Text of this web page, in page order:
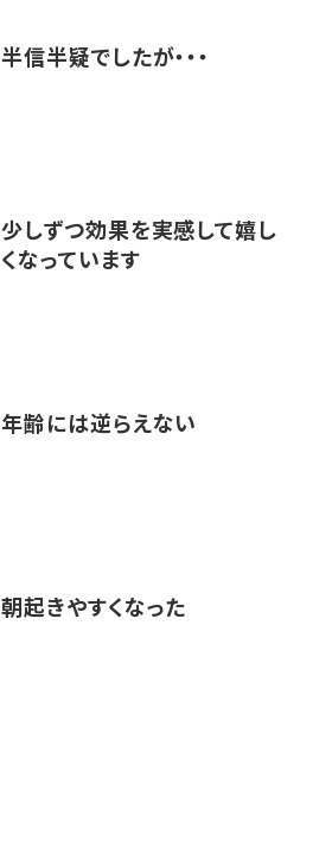
半信半疑でしたが・・・
少しずつ効果を実感して嬉し
くなっています
年齢には逆らえない
朝起きやすくなった